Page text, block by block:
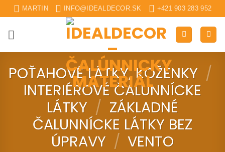
Skip
to
content
MARTIN INFO@IDEALDECOR.SK +421 903 283 952
POŤAHOVÉ LÁTKY, KOŽENKY /
INTERIÉROVÉ ČALUNNÍCKE
LÁTKY / ZÁKLADNÉ
ČALUNNÍCKE LÁTKY BEZ
ÚPRAVY / VENTO